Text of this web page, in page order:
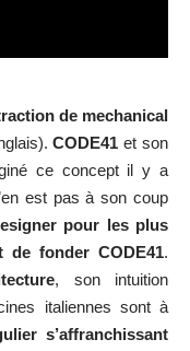
de mechanical
CODE41 et son
ce concept il y a
est pas à son coup
pour les plus
de fonder CODE41.
, son intuition
italiennes sont à
s’affranchissant